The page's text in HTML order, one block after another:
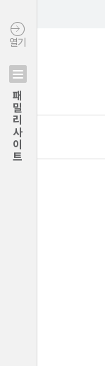
열기
패밀리사이트